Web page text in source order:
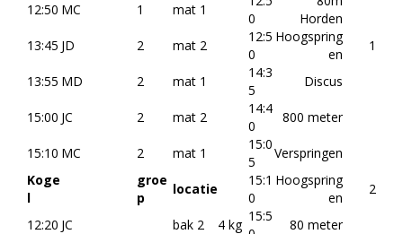
12:50 MC 1 mat 1
0
Horden
13:45 JD 2 mat 2
12:5
0
Hoogspring
en
1
13:55 MD 2 mat 1
14:3
5
Discus
15:00 JC 2 mat 2
14:4
0
800 meter
15:10 MC 2 mat 1
15:0
5
Verspringen
Koge
l
groe
p
locatie
15:1
0
Hoogspring
en
2
12:20 JC bak 2 4 kg
15:5
80 meter